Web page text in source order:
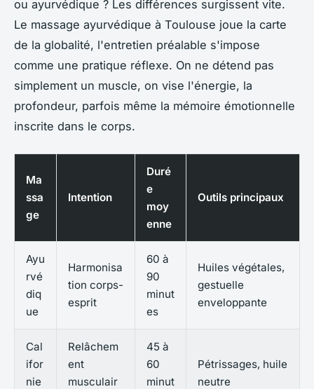
ou ayurvédique ? Les différences surgissent vite.
Le massage ayurvédique à Toulouse joue la carte
de la globalité, l'entretien préalable s'impose
comme une pratique réflexe. On ne détend pas
simplement un muscle, on vise l'énergie, la
profondeur, parfois même la mémoire émotionnelle
inscrite dans le corps.
Ma
ssa
ge
Intention
Duré
e
moy
enne
Outils principaux
Ayu
rvé
diq
ue
Harmonisa
tion corps-
esprit
60 à
90
minut
es
Huiles végétales,
gestuelle
enveloppante
Cal
ifor
nie
Relâchem
ent
musculair
45 à
60
minut
Pétrissages, huile
neutre